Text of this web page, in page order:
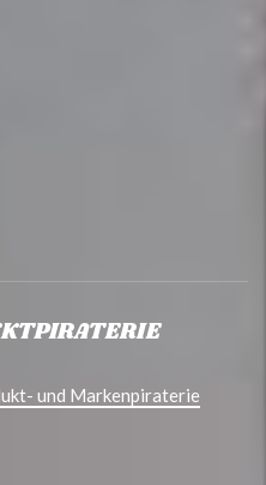
und Markenpiraterie